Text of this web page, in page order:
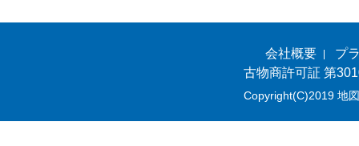
会社概要
プ
古物商許可証 第
Copyright(C)2019 地